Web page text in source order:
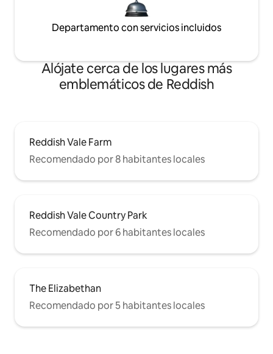
Departamento con servicios incluidos
Alójate cerca de los lugares más
emblemáticos de Reddish
Reddish Vale Farm
Recomendado por 8 habitantes locales
Reddish Vale Country Park
Recomendado por 6 habitantes locales
The Elizabethan
Recomendado por 5 habitantes locales